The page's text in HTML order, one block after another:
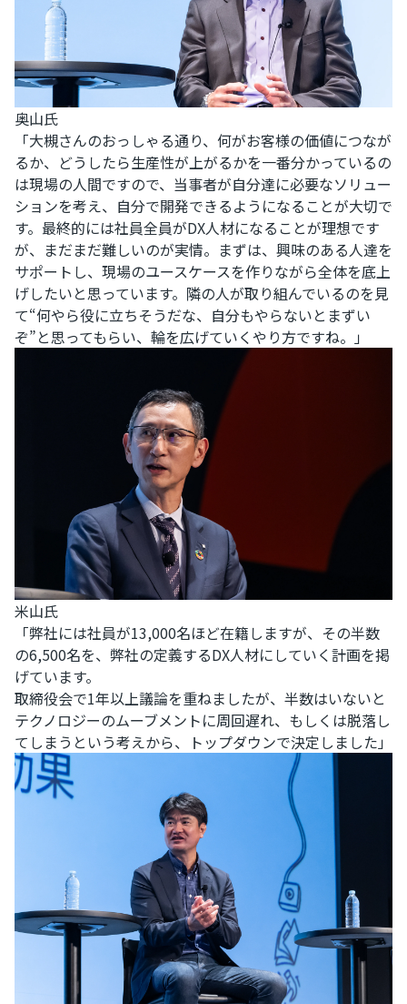
奥山氏
「大槻さんのおっしゃる通り、何がお客様の価値につなが
るか、どうしたら生産性が上がるかを一番分かっているの
は現場の人間ですので、当事者が自分達に必要なソリュー
ションを考え、自分で開発できるようになることが大切で
す。最終的には社員全員がDX人材になることが理想です
が、まだまだ難しいのが実情。まずは、興味のある人達を
サポートし、現場のユースケースを作りながら全体を底上
げしたいと思っています。隣の人が取り組んでいるのを見
て“何やら役に立ちそうだな、自分もやらないとまずい
ぞ”と思ってもらい、輪を広げていくやり方ですね。」
米山氏
「弊社には社員が13,000名ほど在籍しますが、その半数
の6,500名を、弊社の定義するDX人材にしていく計画を掲
げています。
取締役会で1年以上議論を重ねましたが、半数はいないと
テクノロジーのムーブメントに周回遅れ、もしくは脱落し
てしまうという考えから、トップダウンで決定しました」